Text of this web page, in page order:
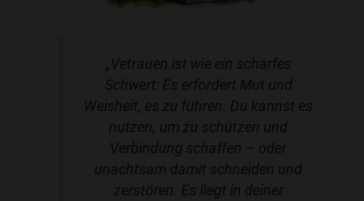
„Vetrauen ist wie ein scharfes
Schwert: Es erfordert Mut und
Weisheit, es zu führen. Du kannst es
nutzen, um zu schützen und
Verbindung schaffen – oder
unachtsam damit schneiden und
zerstören. Es liegt in deiner